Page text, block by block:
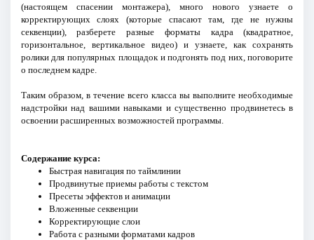
(настоящем спасении монтажера), много нового узнаете о
корректирующих слоях (которые спасают там, где не нужны
секвенции), разберете разные форматы кадра (квадратное,
горизонтальное, вертикальное видео) и узнаете, как сохранять
ролики для популярных площадок и подгонять под них, поговорите
о последнем кадре.
Таким образом, в течение всего класса вы выполните необходимые
надстройки над вашими навыками и существенно продвинетесь в
освоении расширенных возможностей программы.
Содержание курса:
Быстрая навигация по таймлинии
Продвинутые приемы работы с текстом
Пресеты эффектов и анимации
Вложенные секвенции
Корректирующие слои
Работа с разными форматами кадров